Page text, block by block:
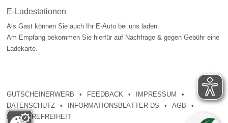
E-Ladestationen
Als Gast können Sie auch Ihr E-Auto bei uns laden.
Am Empfang bekommen Sie hierfür auf Nachfrage & gegen Gebühr eine
Ladekarte.
GUTSCHEINERWERB FEEDBACK
IMPRESSUM
DATENSCHUTZ
INFORMATIONSBLÄTTER DS
AGB
BARRIEREFREIHEIT